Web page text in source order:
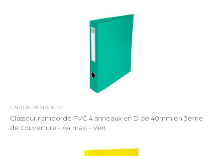
CARTON REMBORDÉ
Classeur rembordé PVC 4 anneaux en D de 40mm en 3ème
de couverture - A4 maxi - Vert